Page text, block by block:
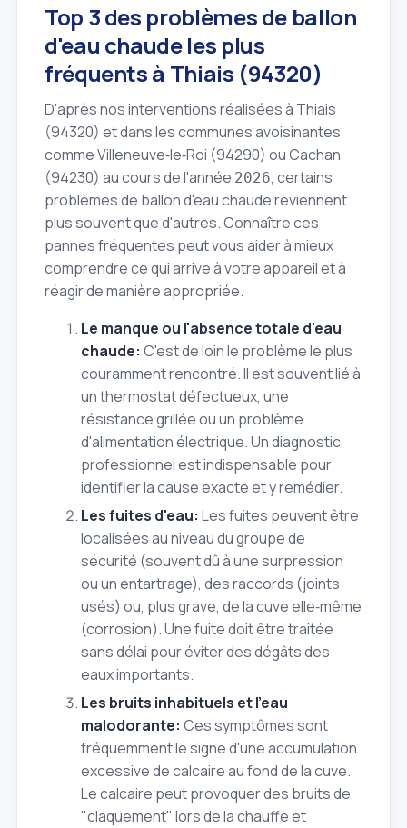
Top 3 des problèmes de ballon
d'eau chaude les plus
fréquents à Thiais (94320)
D'après nos interventions réalisées à Thiais
(94320) et dans les communes avoisinantes
comme Villeneuve‑le‑Roi (94290) ou Cachan
(94230) au cours de l'année 2026, certains
problèmes de ballon d'eau chaude reviennent
plus souvent que d'autres. Connaître ces
pannes fréquentes peut vous aider à mieux
comprendre ce qui arrive à votre appareil et à
réagir de manière appropriée.
Le manque ou l'absence totale d'eau
chaude: C'est de loin le problème le plus
couramment rencontré. Il est souvent lié à
un thermostat défectueux, une
résistance grillée ou un problème
d'alimentation électrique. Un diagnostic
professionnel est indispensable pour
identifier la cause exacte et y remédier.
Les fuites d'eau: Les fuites peuvent être
localisées au niveau du groupe de
sécurité (souvent dû à une surpression
ou un entartrage), des raccords (joints
usés) ou, plus grave, de la cuve elle‑même
(corrosion). Une fuite doit être traitée
sans délai pour éviter des dégâts des
eaux importants.
Les bruits inhabituels et l'eau
malodorante: Ces symptômes sont
fréquemment le signe d'une accumulation
excessive de calcaire au fond de la cuve.
Le calcaire peut provoquer des bruits de
"claquement" lors de la chauffe et